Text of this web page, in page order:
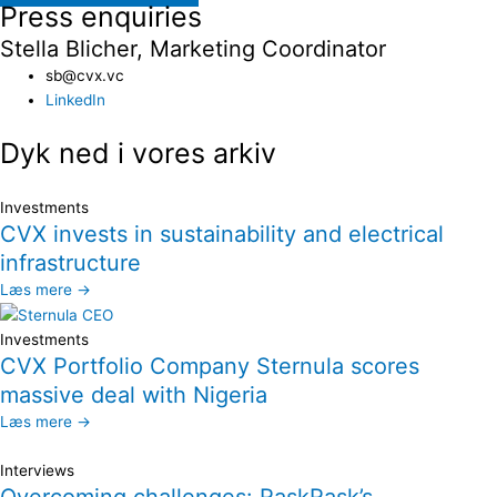
Press enquiries
Stella Blicher, Marketing Coordinator
sb@cvx.vc​
LinkedIn
Dyk ned i vores arkiv
Investments
CVX invests in sustainability and electrical
infrastructure
Læs mere →
Investments
CVX Portfolio Company Sternula scores
massive deal with Nigeria
Læs mere →
Interviews